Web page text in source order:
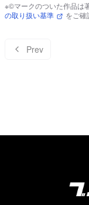
※©マークのついた作品は
の取り扱い基準
をご確
Prev